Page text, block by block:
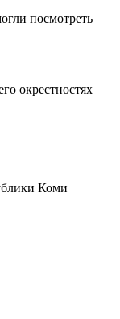
посмотреть
окрестностях
Коми